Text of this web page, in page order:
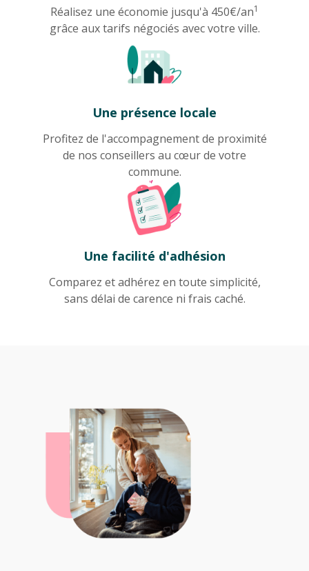
Réalisez une économie jusqu'à 450€/an1
grâce aux tarifs négociés avec votre ville.
Une présence locale
Profitez de l'accompagnement de proximité
de nos conseillers au cœur de votre
commune.
Une facilité d'adhésion
Comparez et adhérez en toute simplicité,
sans délai de carence ni frais caché.